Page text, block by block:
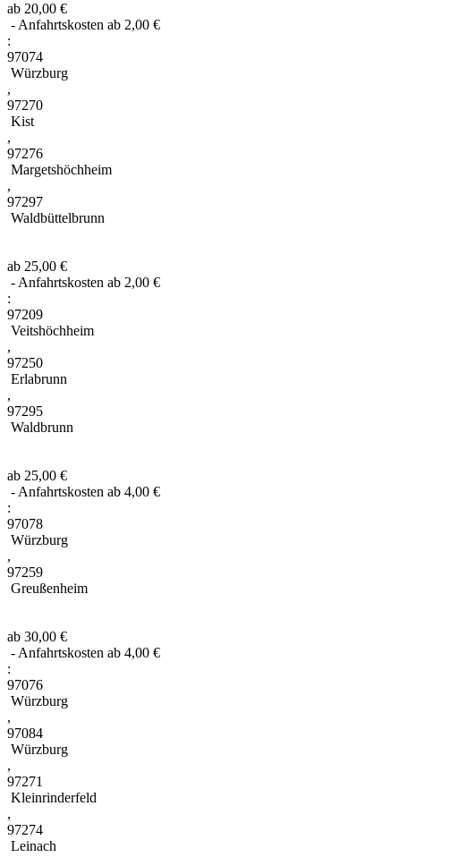
ab 20,00 €
- Anfahrtskosten ab 2,00 €
:
97074
Würzburg
,
97270
Kist
,
97276
Margetshöchheim
,
97297
Waldbüttelbrunn
ab 25,00 €
- Anfahrtskosten ab 2,00 €
:
97209
Veitshöchheim
,
97250
Erlabrunn
,
97295
Waldbrunn
ab 25,00 €
- Anfahrtskosten ab 4,00 €
:
97078
Würzburg
,
97259
Greußenheim
ab 30,00 €
- Anfahrtskosten ab 4,00 €
:
97076
Würzburg
,
97084
Würzburg
,
97271
Kleinrinderfeld
,
97274
Leinach